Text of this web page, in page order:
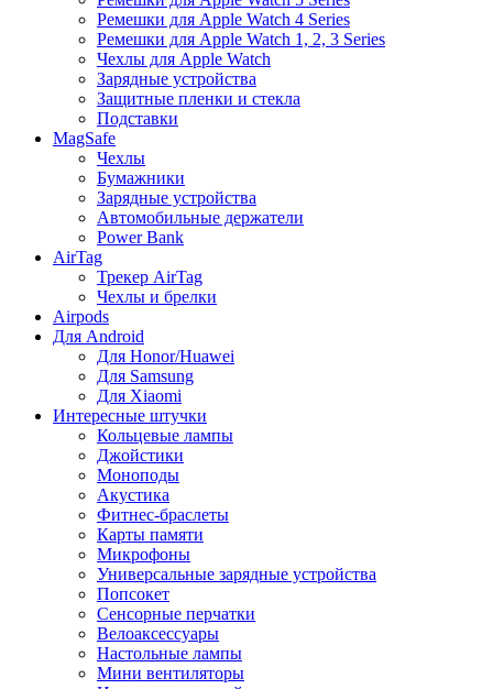
Ремешки для Apple Watch 4 Series
Ремешки для Apple Watch 1, 2, 3 Series
Чехлы для Apple Watch
Зарядные устройства
Защитные пленки и стекла
Подставки
MagSafe
Чехлы
Бумажники
Зарядные устройства
Автомобильные держатели
Power Bank
AirTag
Трекер AirTag
Чехлы и брелки
Airpods
Для Android
Для Honor/Huawei
Для Samsung
Для Xiaomi
Интересные штучки
Кольцевые лампы
Джойстики
Моноподы
Акустика
Фитнес-браслеты
Карты памяти
Микрофоны
Универсальные зарядные устройства
Попсокет
Сенсорные перчатки
Велоаксессуары
Настольные лампы
Мини вентиляторы